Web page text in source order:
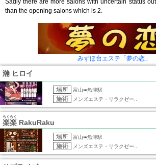
Sadly there are more salons with uncertain status
than the opening salons which is 2.
みずほ台エステ「夢の恋」
瀚 ヒロイ
場所 富山➠魚津駅
施術 メンズエステ・リラクゼー..
楽楽
らくらく
RakuRaku
場所 富山➠魚津駅
施術 メンズエステ・リラクゼー..